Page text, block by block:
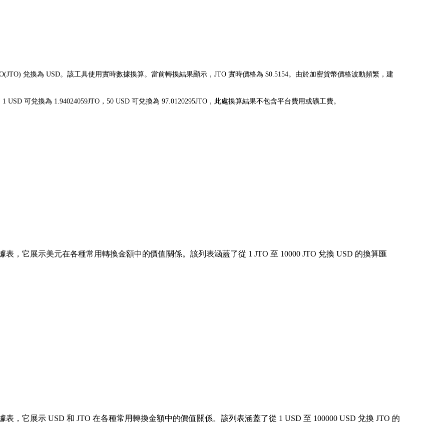
兌換為 USD。該工具使用實時數據換算。當前轉換結果顯示，JTO 實時價格為 $0.5154。由於加密貨幣價格波動頻繁，建
USD 可兌換為 1.94024059JTO，50 USD 可兌換為 97.0120295JTO，此處換算結果不包含平台費用或礦工費。
，它展示美元在各種常用轉換金額中的價值關係。該列表涵蓋了從 1 JTO 至 10000 JTO 兌換 USD 的換算匯
，它展示 USD 和 JTO 在各種常用轉換金額中的價值關係。該列表涵蓋了從 1 USD 至 100000 USD 兌換 JTO 的